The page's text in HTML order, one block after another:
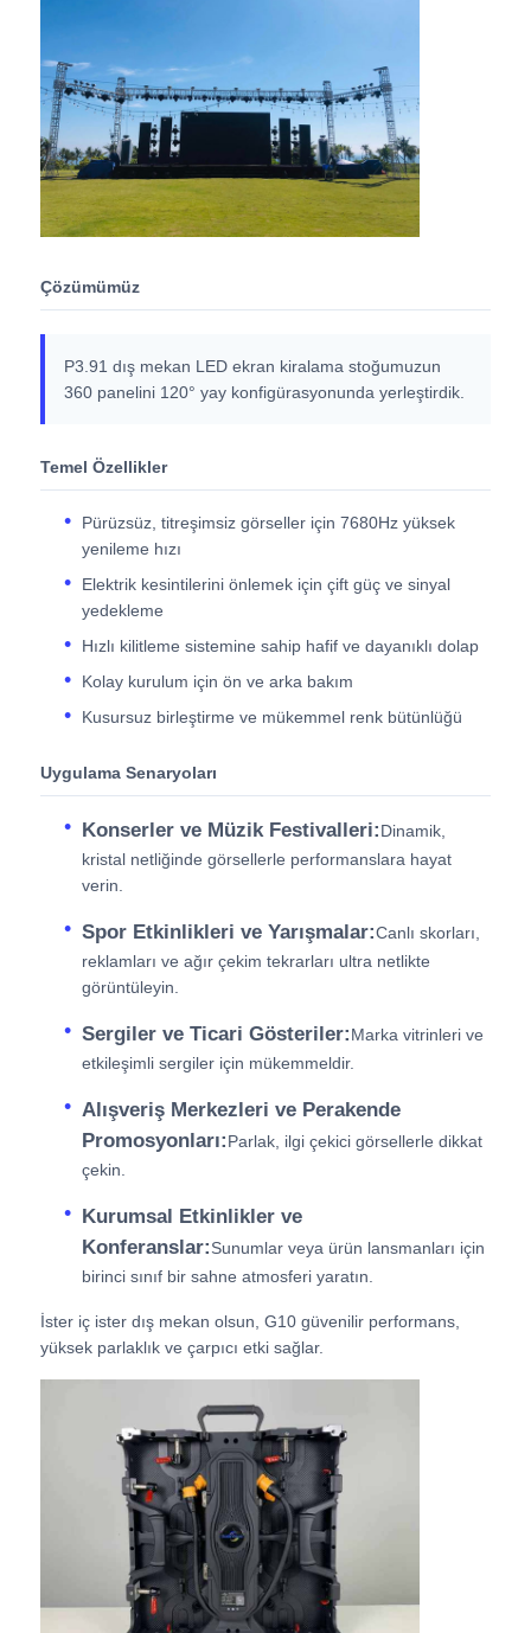
SMD LED Ekran
Dış LED Ekran Tablosu
Dış mekan led reklam panosu
Çözümümüz
P3.91 dış mekan LED ekran kiralama stoğumuzun
360 panelini 120° yay konfigürasyonunda yerleştirdik.
Temel Özellikler
Pürüzsüz, titreşimsiz görseller için 7680Hz yüksek
yenileme hızı
Elektrik kesintilerini önlemek için çift güç ve sinyal
yedekleme
Hızlı kilitleme sistemine sahip hafif ve dayanıklı dolap
Kolay kurulum için ön ve arka bakım
Kusursuz birleştirme ve mükemmel renk bütünlüğü
Uygulama Senaryoları
Konserler ve Müzik Festivalleri:Dinamik,
kristal netliğinde görsellerle performanslara hayat
verin.
Spor Etkinlikleri ve Yarışmalar:Canlı skorları,
reklamları ve ağır çekim tekrarları ultra netlikte
görüntüleyin.
Sergiler ve Ticari Gösteriler:Marka vitrinleri ve
etkileşimli sergiler için mükemmeldir.
Alışveriş Merkezleri ve Perakende
Promosyonları:Parlak, ilgi çekici görsellerle dikkat
çekin.
Kurumsal Etkinlikler ve
Konferanslar:Sunumlar veya ürün lansmanları için
birinci sınıf bir sahne atmosferi yaratın.
İster iç ister dış mekan olsun, G10 güvenilir performans,
yüksek parlaklık ve çarpıcı etki sağlar.